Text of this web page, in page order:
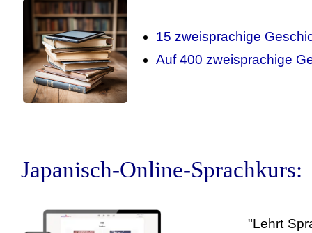
15 zweisprachige
Auf 400 zweisprachige
Japanisch-Online-Sprachkurs:
"Lehrt